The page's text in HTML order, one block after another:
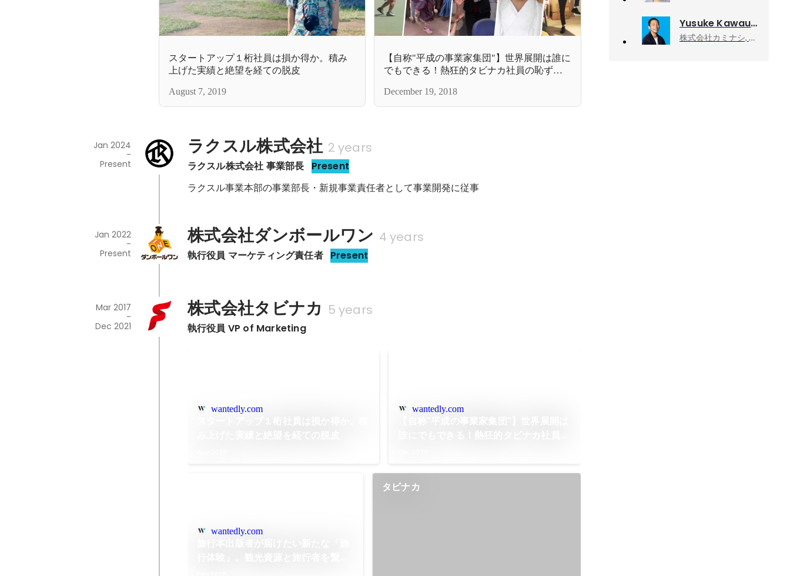
スタートアップ１桁社員は損か得か。積み
上げた実績と絶望を経ての脱皮
August 7, 2019
【自称"平成の事業家集団"】世界展開は誰に
でもできる！熱狂的タビナカ社員の恥ずか
December 19, 2018
ラクスル株式会社 2 years
ラクスル株式会社 事業部長 Present
Jan 2024
-
Present
ラクスル事業本部の事業部長・新規事業責任者として事業開発に従事
株式会社ダンボールワン 4 years
執行役員 マーケティング責任者 Present
Jan 2022
-
Present
株式会社タビナカ 5 years
執行役員 VP of Marketing
Mar 2017
-
Dec 2021
wantedly.com wantedly.com
wantedly.com
タビナカ
Yusuke Kawauchi
株式会社カミナシ, 取締役COO